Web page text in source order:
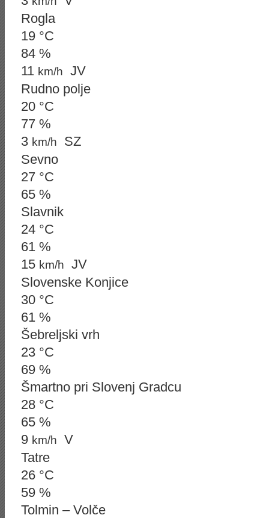
Rogla
19 °C
84 %
11 km/h
JV
Rudno polje
20 °C
77 %
3 km/h
SZ
Sevno
27 °C
65 %
Slavnik
24 °C
61 %
15 km/h
JV
Slovenske Konjice
30 °C
61 %
Šebreljski vrh
23 °C
69 %
Šmartno pri Slovenj Gradcu
28 °C
65 %
9 km/h
V
Tatre
26 °C
59 %
Tolmin – Volče